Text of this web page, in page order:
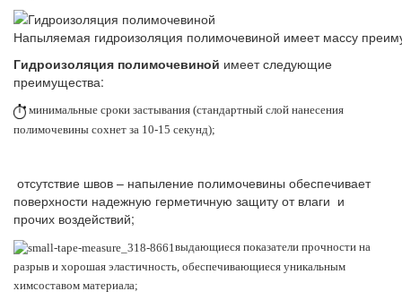
Напыляемая гидроизоляция полимочевиной имеет массу
Гидроизоляция полимочевиной имеет следующие
преимущества:
минимальные сроки застывания (стандартный слой нанесения
полимочевины сохнет за 10-15 секунд);
отсутствие швов – напыление полимочевины обеспечивает
поверхности надежную герметичную защиту от влаги и
прочих воздействий;
выдающиеся показатели прочности на
разрыв и хорошая эластичность, обеспечивающиеся уникальным
химсоставом материала;